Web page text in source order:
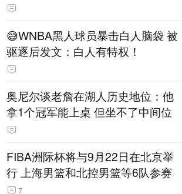
😅WNBA黑人球员暴击白人脑袋 被
驱逐后发文：白人有特权！
奥尼尔谈老詹在湖人历史地位：他
拿1个冠军能上桌 但坐不了中间位
FIBA洲际杯将与9月22日在北京举
行 上海男篮和北控男篮等6队参赛
7